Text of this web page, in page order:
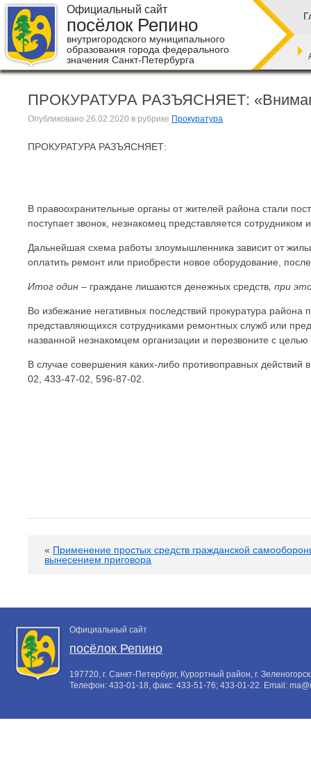
Официальный сайт
посёлок Репино
внутригородского муниципального
образования города федерального
значения Санкт-Петербурга
ПРОКУРАТУРА РАЗЪЯСНЯЕТ:
Опубликовано 26.02.2020 в рубрике Прокуратура
ПРОКУРАТУРА РАЗЪЯСНЯЕТ:
В правоохранительные органы от жителей района стали
поступает звонок, незнакомец представляется
Дальнейшая схема работы злоумышленника зависит от
оплатить ремонт или приобрести новое оборудование,
Итог один – граждане лишаются денежных средств при
Во избежание негативных последствий прокуратура района
представляющихся сотрудниками ремонтных служб или
названной незнакомцем организации и перезвоните с
В случае совершения каких-либо противоправных
02, 433-47-02, 596-87-02.
« Применение простых средств гражданской
вынесением приговора
Официальный сайт
посёлок Репино
197720, г. Санкт-Петербург, Курортный район, г.
Телефон: 433-01-18, факс: 433-51-76; 433-01-22. Email: